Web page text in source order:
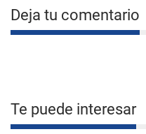
Deja tu comentario
Te puede interesar